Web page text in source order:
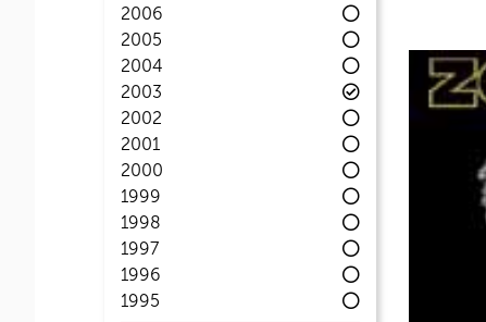
2006
2005
2004
2003
2002
2001
2000
1999
1998
1997
1996
1995